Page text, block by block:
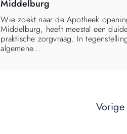
Middelburg
Wie zoekt naar de Apotheek
Middelburg, heeft meestal een
praktische zorgvraag. In
algemene...
Vorige